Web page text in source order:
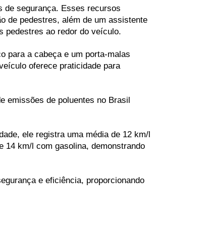
de segurança. Esses recursos
de pedestres, além de um assistente
pedestres ao redor do veículo.
para a cabeça e um porta-malas
oferece praticidade para
emissões de poluentes no Brasil
ele registra uma média de 12 km/l
14 km/l com gasolina, demonstrando
e eficiência, proporcionando